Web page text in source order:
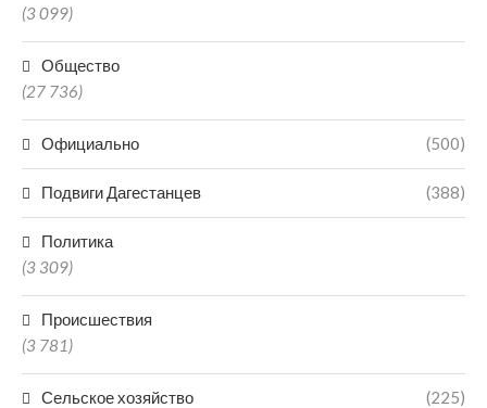
(3 099)
Общество
(27 736)
Официально (500)
Подвиги Дагестанцев (388)
Политика
(3 309)
Происшествия
(3 781)
Сельское хозяйство (225)